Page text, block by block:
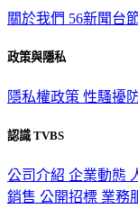
關於我們 56新聞台
政策與隱私
隱私權政策 性騷擾
認識 TVBS
公司介紹 企業動態
銷售 公開招標 業務